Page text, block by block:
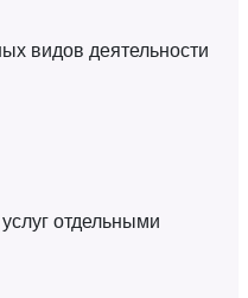
видов деятельности
отдельными